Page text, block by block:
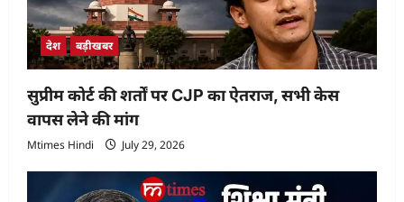
देश बड़ीखबर
सुप्रीम कोर्ट की शर्तों पर CJP का ऐतराज, सभी केस
वापस लेने की मांग
Mtimes Hindi July 29, 2026